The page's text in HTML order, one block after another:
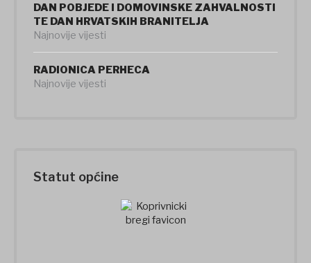
DAN POBJEDE I DOMOVINSKE ZAHVALNOSTI
TE DAN HRVATSKIH BRANITELJA
Najnovije vijesti
RADIONICA PERHECA
Najnovije vijesti
Statut općine